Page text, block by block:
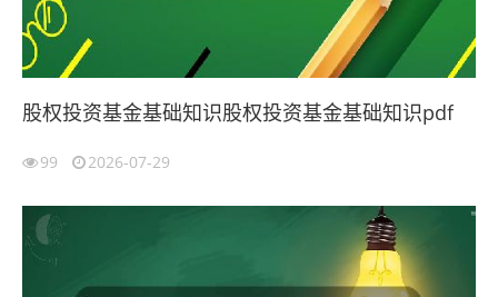
股权投资基金基础知识股权投资基金基础知识pdf
99 2026-07-29